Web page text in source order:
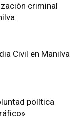
criminal
Civil en Manilva
política